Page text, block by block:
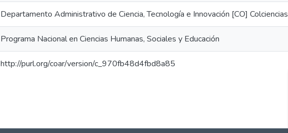
Departamento Administrativo de Ciencia, Tecnología e Innovación [CO] Colciencias
Programa Nacional en Ciencias Humanas, Sociales y Educación
http://purl.org/coar/version/c_970fb48d4fbd8a85